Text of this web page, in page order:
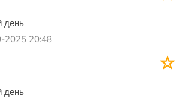
день
2025 20:48
день